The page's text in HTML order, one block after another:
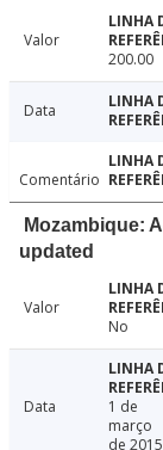
Valor
200.00
Data
Comentário
Mozambique:
updated
Valor
No
Data
1 de
março
de 2015